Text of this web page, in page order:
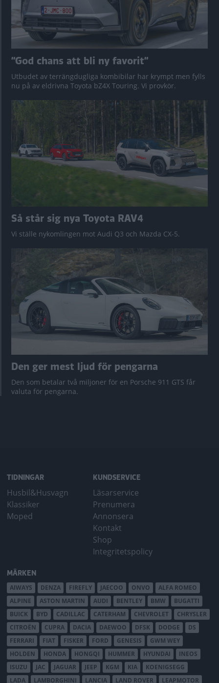
”God chans att bli ny favorit”
Utbudet av terrängdugliga kombibilar har krympt men fylls
nu på av eldrivna Toyota bZ4X Touring. Vi provkör.
Så står sig nya Toyota RAV4
Vi ställe nykomlingen mot Audi Q3 och Mazda CX-5.
Den ger mest ljud för pengarna
Den som betalar två miljoner för en Porsche 911 GTS får
valuta för pengarna.
TIDNINGAR
Husbil&Husvagn
Klassiker
Moped
KUNDSERVICE
Läsarservice
Prenumera
Annonsera
Kontakt
Shop
Integritetspolicy
MÄRKEN
AIWAYS DENZA FIREFLY JAECOO ONVO
ALFA ROMEO
ALPINE
ASTON MARTIN AUDI BENTLEY BMW
BUGATTI
BUICK
BYD CADILLAC CATERHAM CHEVROLET
CHRYSLER
CITROËN
CUPRA DACIA DAEWOO DFSK DODGE
DS
FERRARI
FIAT FISKER FORD GENESIS
GWM WEY
HOLDEN
HONDA HONGQI HUMMER HYUNDAI
INEOS
ISUZU
JAC JAGUAR JEEP KGM KIA
KOENIGSEGG
LADA
LAMBORGHINI LANCIA LAND ROVER LEAPMOTOR